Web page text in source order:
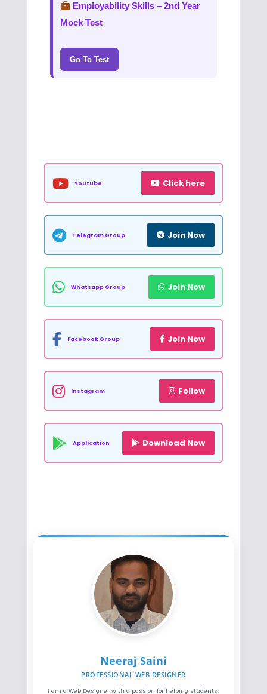
Employability Skills – 2nd Year
Mock Test
Go To Test
Youtube Click here
Telegram Group Join Now
Whatsapp Group Join Now
Facebook Group Join Now
Instagram Follow
Application Download Now
Neeraj Saini
PROFESSIONAL WEB DESIGNER
I am a Web Designer with a passion for helping students.